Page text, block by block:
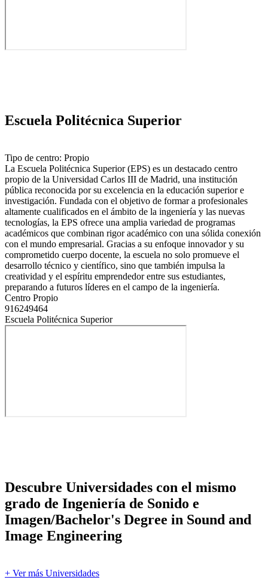
Escuela Politécnica Superior
Tipo de centro: Propio
La Escuela Politécnica Superior (EPS) es un destacado centro
propio de la Universidad Carlos III de Madrid, una institución
pública reconocida por su excelencia en la educación superior e
investigación. Fundada con el objetivo de formar a profesionales
altamente cualificados en el ámbito de la ingeniería y las nuevas
tecnologías, la EPS ofrece una amplia variedad de programas
académicos que combinan rigor académico con una sólida conexión
con el mundo empresarial. Gracias a su enfoque innovador y su
comprometido cuerpo docente, la escuela no solo promueve el
desarrollo técnico y científico, sino que también impulsa la
creatividad y el espíritu emprendedor entre sus estudiantes,
preparando a futuros líderes en el campo de la ingeniería.
Centro Propio
916249464
Escuela Politécnica Superior
Descubre Universidades con el mismo
grado de Ingeniería de Sonido e
Imagen/Bachelor's Degree in Sound and
Image Engineering
+ Ver más Universidades